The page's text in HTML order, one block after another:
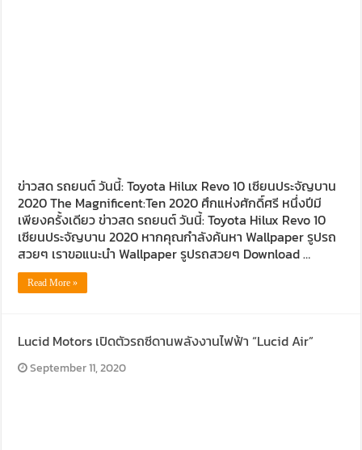
ข่าวสด รถยนต์ วันนี้: Toyota Hilux Revo 10 เซียนประจัญบาน
2020 The Magnificent:Ten 2020 ศึกแห่งศักดิ์ศรี หนึ่งปีมี
เพียงครั้งเดียว ข่าวสด รถยนต์ วันนี้: Toyota Hilux Revo 10
เซียนประจัญบาน 2020 หากคุณกำลังค้นหา Wallpaper รูปรถ
สวยๆ เราขอแนะนำ Wallpaper รูปรถสวยๆ Download …
Read More »
Lucid Motors เปิดตัวรถซีดานพลังงานไฟฟ้า “Lucid Air”
September 11, 2020